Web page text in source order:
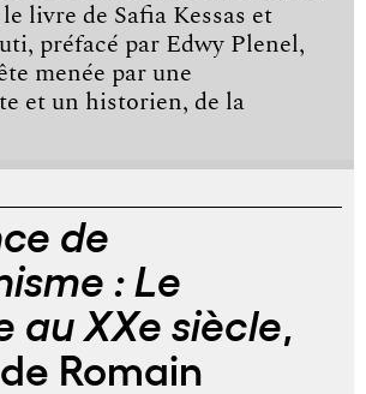
livre de Safia Kessas et
préfacé par Edwy Plenel,
menée par une
et un historien, de la
de
: Le
au XXe siècle,
Romain